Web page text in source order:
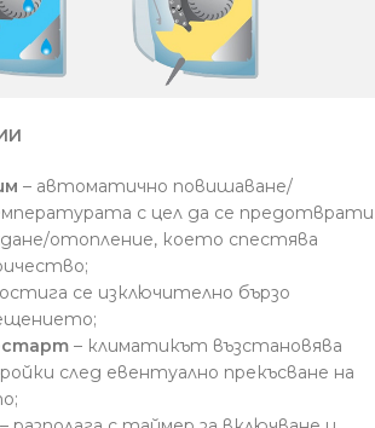
– автоматично повишаване/
с цел да се предотврати
отопление, което спестява
се изключително бързо
– климатикът възстановява
след евентуално прекъсване на